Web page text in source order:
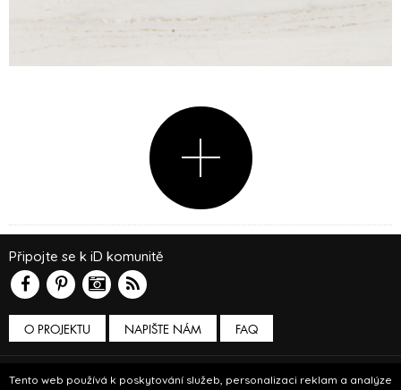
Tento web používá k poskytování služeb, personalizaci reklam a analýze
O PROJEKTU NAPIŠTE NÁM
Připojte se k iD komunitě
FAQ
Podmínky používání